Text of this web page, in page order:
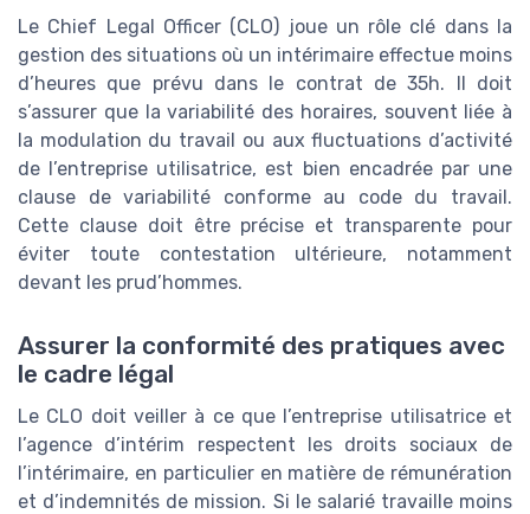
Le Chief Legal Officer (CLO) joue un rôle clé dans la
gestion des situations où un intérimaire effectue moins
d’heures que prévu dans le contrat de 35h. Il doit
s’assurer que la variabilité des horaires, souvent liée à
la modulation du travail ou aux fluctuations d’activité
de l’entreprise utilisatrice, est bien encadrée par une
clause de variabilité conforme au code du travail.
Cette clause doit être précise et transparente pour
éviter toute contestation ultérieure, notamment
devant les prud’hommes.
Assurer la conformité des pratiques avec
le cadre légal
Le CLO doit veiller à ce que l’entreprise utilisatrice et
l’agence d’intérim respectent les droits sociaux de
l’intérimaire, en particulier en matière de rémunération
et d’indemnités de mission. Si le salarié travaille moins